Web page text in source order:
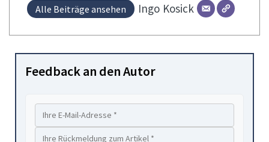
Alle Beiträge ansehen Ingo Kosick
Feedback an den Autor